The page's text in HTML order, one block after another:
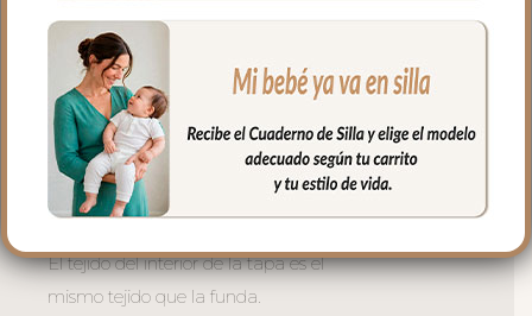
mediante cremalleras laterales, siempre
al tono, que puedes abrir como necesites
o quitar la tapa entera y usar la funda
como colchoneta de capazo.
El relleno de la tapa es de micro fibra
hueca para mayor confort del bebé y
El tejido del interior de la tapa es el
mismo tejido que la funda.